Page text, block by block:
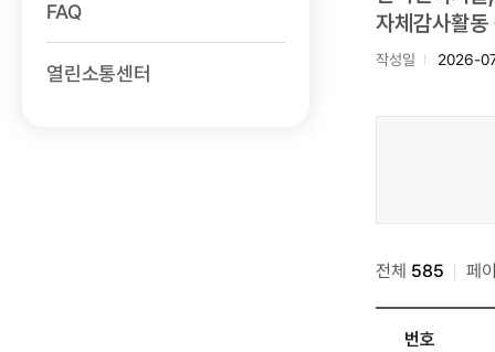
FAQ
열린소통센터
자체감사활동
작성일 2026-
전체 585 페
번호